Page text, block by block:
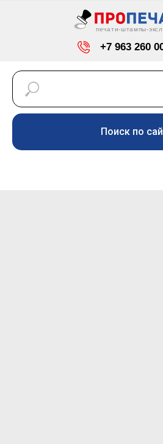
+7 963 260
Красноярск, ул. Светлогорская, 7
с 9-00 до 18-00
печати-штампы-
info@pro-pechaty24.ru
Поиск по